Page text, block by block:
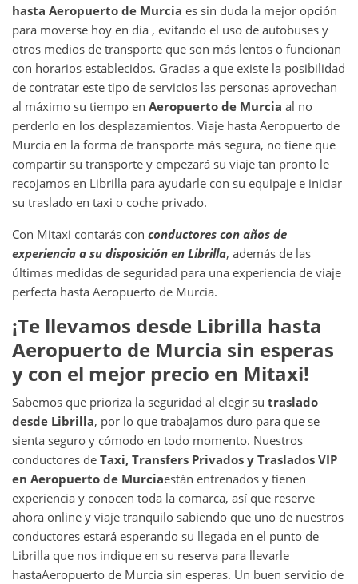
hasta Aeropuerto de Murcia es sin duda la mejor opción
para moverse hoy en día , evitando el uso de autobuses y
otros medios de transporte que son más lentos o funcionan
con horarios establecidos. Gracias a que existe la posibilidad
de contratar este tipo de servicios las personas aprovechan
al máximo su tiempo en Aeropuerto de Murcia al no
perderlo en los desplazamientos. Viaje hasta Aeropuerto de
Murcia en la forma de transporte más segura, no tiene que
compartir su transporte y empezará su viaje tan pronto le
recojamos en Librilla para ayudarle con su equipaje e iniciar
su traslado en taxi o coche privado.
Con Mitaxi contarás con conductores con años de
experiencia a su disposición en Librilla, además de las
últimas medidas de seguridad para una experiencia de viaje
perfecta hasta Aeropuerto de Murcia.
¡Te llevamos desde Librilla hasta
Aeropuerto de Murcia sin esperas
y con el mejor precio en Mitaxi!
Sabemos que prioriza la seguridad al elegir su traslado
desde Librilla, por lo que trabajamos duro para que se
sienta seguro y cómodo en todo momento. Nuestros
conductores de Taxi, Transfers Privados y Traslados VIP
en Aeropuerto de Murciaestán entrenados y tienen
experiencia y conocen toda la comarca, así que reserve
ahora online y viaje tranquilo sabiendo que uno de nuestros
conductores estará esperando su llegada en el punto de
Librilla que nos indique en su reserva para llevarle
hastaAeropuerto de Murcia sin esperas. Un buen servicio de